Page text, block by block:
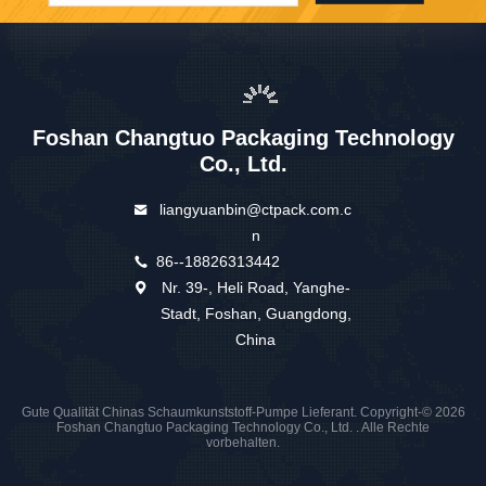
Foshan Changtuo Packaging Technology
Co., Ltd.
liangyuanbin@ctpack.com.c
n
86--18826313442
Nr. 39-, Heli Road, Yanghe-
Stadt, Foshan, Guangdong,
China
Gute Qualität Chinas Schaumkunststoff-Pumpe Lieferant. Copyright-© 2026
Foshan Changtuo Packaging Technology Co., Ltd. . Alle Rechte
vorbehalten.